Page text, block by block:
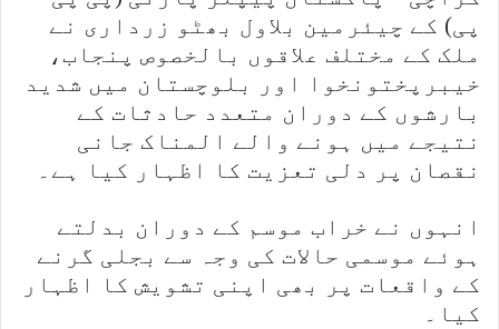
پی) کے چیئرمین بلاول بھٹو زرداری نے
ملک کے مختلف علاقوں بالخصوص پنجاب،
خیبرپختونخوا اور بلوچستان میں شدید
بارشوں کے دوران متعدد حادثات کے
نتیجے میں ہونے والے المناک جانی
نقصان پر دلی تعزیت کا اظہار کیا ہے۔
انہوں نے خراب موسم کے دوران بدلتے
ہوئے موسمی حالات کی وجہ سے بجلی گرنے
کے واقعات پر بھی اپنی تشویش کا اظہار
کیا۔